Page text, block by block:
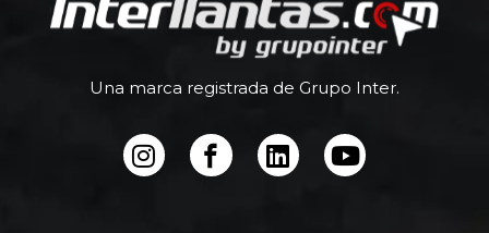
Una marca registrada de Grupo Inter.